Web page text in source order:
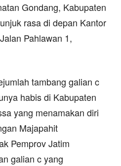
Gondang, Kabupaten
rasa di depan Kantor
Pahlawan 1,
tambang galian c
habis di Kabupaten
yang menamakan diri
Majapahit
Pemprov Jatim
galian c yang